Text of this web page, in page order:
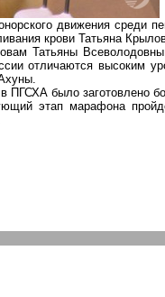
движения среди
крови Татьяна
Татьяны
отличаются высоким
в ПГСХА было заготовлено
этап марафона